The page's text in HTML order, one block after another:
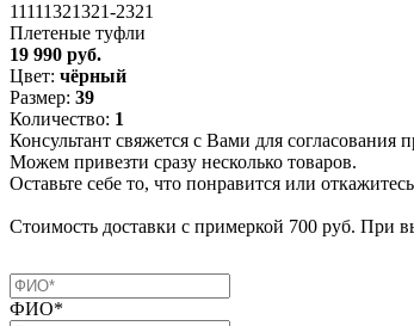
11111321321-2321
Плетеные туфли
19 990 руб.
Цвет: чёрный
Размер: 39
Количество: 1
Консультант свяжется с Вами для согласования
Можем привезти сразу несколько товаров.
Оставьте себе то, что понравится или
Стоимость доставки с примеркой 700 руб. При
ФИО*